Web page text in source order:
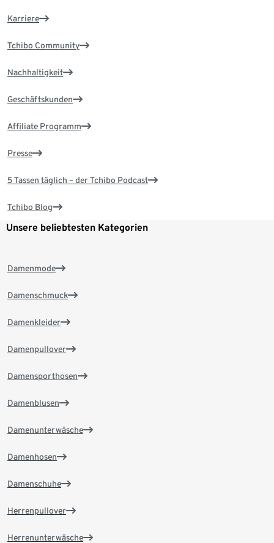
Karriere
Tchibo Community
Nachhaltigkeit
Geschäftskunden
Affiliate Programm
Presse
5 Tassen täglich – der Tchibo Podcast
Tchibo Blog
Unsere beliebtesten Kategorien
Damenmode
Damenschmuck
Damenkleider
Damenpullover
Damensporthosen
Damenblusen
Damenunterwäsche
Damenhosen
Damenschuhe
Herrenpullover
Herrenunterwäsche